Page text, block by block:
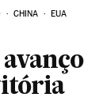
CHINA EUA